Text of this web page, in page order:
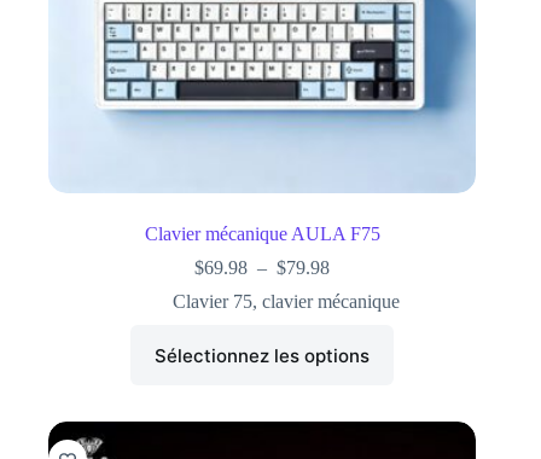
Clavier mécanique AULA F75
$69.98 – $79.98
Clavier 75,clavier mécanique
Sélectionnez les options